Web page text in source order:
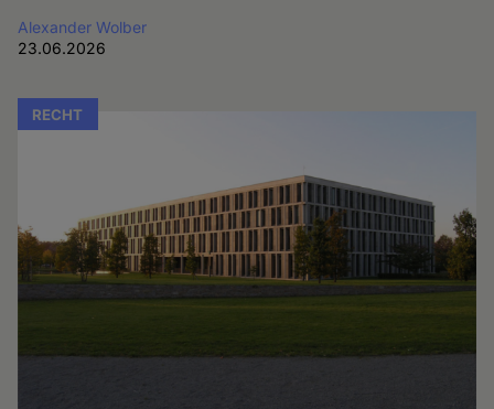
Alexander Wolber
23.06.2026
RECHT